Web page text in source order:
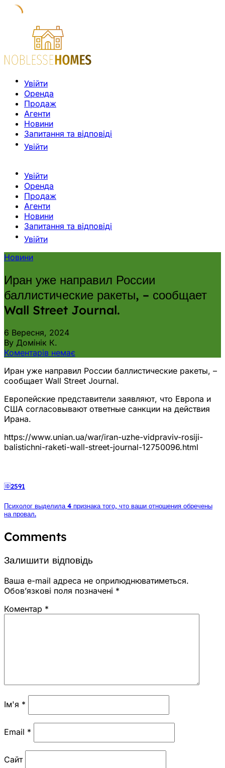
Увійти
Оренда
Продаж
Агенти
Новини
Запитання та відповіді
Увійти
Увійти
Оренда
Продаж
Агенти
Новини
Запитання та відповіді
Увійти
Новини
Иран уже направил России
баллистические ракеты, – сообщает
Wall Street Journal.
6 Вересня, 2024
By Домінік К.
Коментарів немає
Иран уже направил России баллистические ракеты, –
сообщает Wall Street Journal.
Европейские представители заявляют, что Европа и
США согласовывают ответные санкции на действия
Ирана.
https://www.unian.ua/war/iran-uzhe-vidpraviv-rosiji-
balistichni-raketi-wall-street-journal-12750096.html
🆔2591
Психолог выделила 4 признака того, что ваши отношения обречены
на провал.
Comments
Залишити відповідь
Ваша e-mail адреса не оприлюднюватиметься.
Обов’язкові поля позначені *
Коментар *
Ім'я *
Email *
Сайт